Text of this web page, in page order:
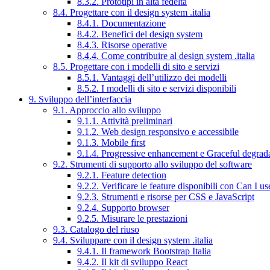
8.4. Progettare con il design system .italia
8.4.1. Documentazione
8.4.2. Benefici del design system
8.4.3. Risorse operative
8.4.4. Come contribuire al design system .italia
8.5. Progettare con i modelli di sito e servizi
8.5.1. Vantaggi dell’utilizzo dei modelli
8.5.2. I modelli di sito e servizi disponibili
9. Sviluppo dell’interfaccia
9.1. Approccio allo sviluppo
9.1.1. Attività preliminari
9.1.2. Web design responsivo e accessibile
9.1.3. Mobile first
9.1.4. Progressive enhancement e Graceful
9.2. Strumenti di supporto allo sviluppo del software
9.2.1. Feature detection
9.2.2. Verificare le feature disponibili con Can I
9.2.3. Strumenti e risorse per CSS e JavaScript
9.2.4. Supporto browser
9.2.5. Misurare le prestazioni
9.3. Catalogo del riuso
9.4. Sviluppare con il design system .italia
9.4.1. Il framework Bootstrap Italia
9.4.2. Il kit di sviluppo React